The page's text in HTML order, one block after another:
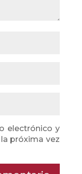
electrónico y
próxima vez